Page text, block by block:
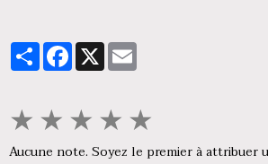
PartagerFacebook
X
★★★★★
Aucune note. Soyez le premier à attribuer